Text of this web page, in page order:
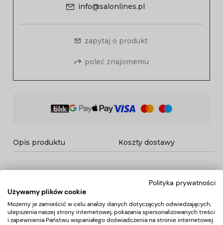
info@salonlines.pl
zapytaj o produkt
poleć znajomemu
Opis produktu Koszty dostawy
Funkcjonalny kufer kosmetyczny w formie wygodnej,
przenośnej walizeczki na kółkach. Idealne rozwiązanie dla
mobilnych kosmetyczek czy wizażystek. Bardzo pojemny.
Polityka prywatności
Używamy plików cookie
Możemy je zamieścić w celu analizy danych dotyczących odwiedzających,
ulepszenia naszej strony internetowej, pokazania spersonalizowanych treści
i zapewnienia Państwu wspaniałego doświadczenia na stronie internetowej.